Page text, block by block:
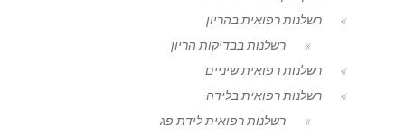
רשלנות רפואית בהריון
רשלנות בבדיקות הריון
רשלנות רפואית שיניים
רשלנות רפואית בלידה
רשלנות רפואית לידת פג